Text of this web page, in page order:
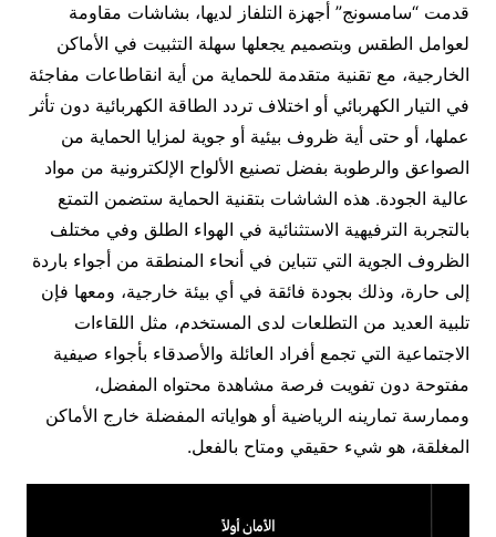
قدمت “سامسونج” أجهزة التلفاز لديها، بشاشات مقاومة
لعوامل الطقس وبتصميم يجعلها سهلة التثبيت في الأماكن
الخارجية، مع تقنية متقدمة للحماية من أية انقاطاعات مفاجئة
في التيار الكهربائي أو اختلاف تردد الطاقة الكهربائية دون تأثر
عملها، أو حتى أية ظروف بيئية أو جوية لمزايا الحماية من
الصواعق والرطوبة بفضل تصنيع الألواح الإلكترونية من مواد
عالية الجودة. هذه الشاشات بتقنية الحماية ستضمن التمتع
بالتجربة الترفيهية الاستثنائية في الهواء الطلق وفي مختلف
الظروف الجوية التي تتباين في أنحاء المنطقة من أجواء باردة
إلى حارة، وذلك بجودة فائقة في أي بيئة خارجية، ومعها فإن
تلبية العديد من التطلعات لدى المستخدم، مثل اللقاءات
الاجتماعية التي تجمع أفراد العائلة والأصدقاء بأجواء صيفية
مفتوحة دون تفويت فرصة مشاهدة محتواه المفضل،
وممارسة تمارينه الرياضية أو هواياته المفضلة خارج الأماكن
المغلقة، هو شيء حقيقي ومتاح بالفعل.